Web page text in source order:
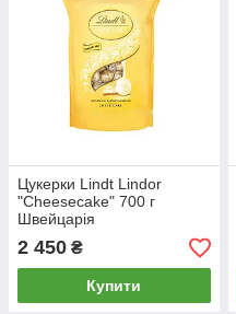
Цукерки Lindt Lindor
"Cheesecake" 700 г
Швейцарія
2 450 ₴
Купити